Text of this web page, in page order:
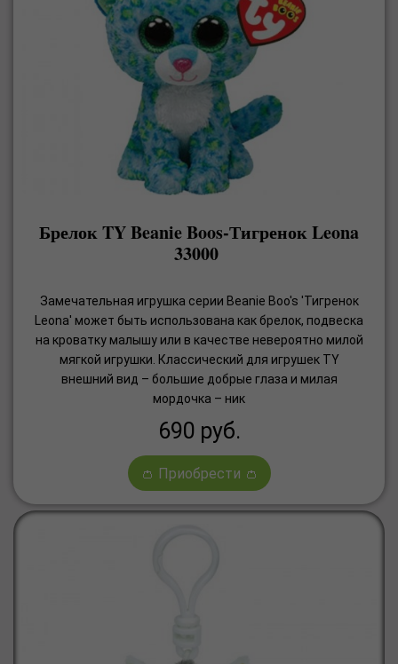
Брелок TY Beanie Boos-Тигренок Leona
33000
Замечательная игрушка серии Beanie Boo's 'Тигренок
Leona' может быть использована как брелок, подвеска
на кроватку малышу или в качестве невероятно милой
мягкой игрушки. Классический для игрушек TY
внешний вид – большие добрые глаза и милая
мордочка – ник
690 руб.
👛 Приобрести 👛